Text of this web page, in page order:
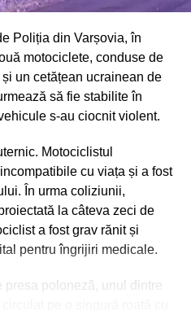
Poliția din Varșovia, în
motociclete, conduse de
un cetățean ucrainean de
să fie stabilite în
s-au ciocnit violent.
Motociclistul
cu viața și a fost
În urma coliziunii,
la câteva zeci de
a fost grav rănit și
pentru îngrijiri medicale.
presa poloneză, unul dintre